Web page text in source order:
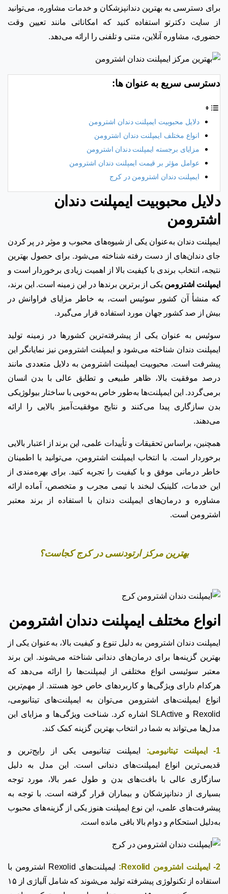
برای دسترسی به بهترین دندانپزشکان و خدمات مشاوره، می‌توانید
از سایت دکترتو استفاده کنید که امکاناتی مانند تعیین وقت
حضوری، مشاوره آنلاین، متنی و تلفنی را ارائه می‌دهد.
دسترسی سریع به عنوان ها:
دلایل محبوبیت ایمپلنت دندان اشترومن
انواع مختلف ایمپلنت دندان اشترومن
مزایای برجسته ایمپلنت دندان اشترومن
عوامل مؤثر بر قیمت ایمپلنت دندان اشترومن
ایمپلنت دندان اشترومن در کرج
دلایل محبوبیت ایمپلنت دندان
اشترومن
ایمپلنت دندان به‌عنوان یکی از شیوه‌های محبوب و موثر در پر کردن
جای دندان‌های از دست رفته شناخته می‌شود. برای حصول بهترین
نتیجه، انتخاب برندی با کیفیت بالا از اهمیت زیادی برخوردار است و
ایمپلنت اشترومن یکی از برترین برندها در این زمینه است. این برند،
که منشأ آن کشور سوئیس است، به خاطر مزایای فراوانش در
بیش از صد کشور جهان مورد استفاده قرار می‌گیرد.
سوئیس به عنوان یکی از پیشرفته‌ترین کشورها در زمینه تولید
ایمپلنت دندان شناخته می‌شود و ایمپلنت اشترومن نیز نمایانگر این
پیشرفت است. محبوبیت ایمپلنت اشترومن به دلایل متعددی مانند
درصد موفقیت بالا، ظاهر طبیعی و تطابق عالی با بدن انسان
برمی‌گردد. این ایمپلنت‌ها به‌طور خاص به‌خوبی با ساختار بیولوژیکی
بدن سازگاری پیدا می‌کنند و نتایج موفقیت‌آمیز بالایی را ارائه
می‌دهند.
همچنین، براساس تحقیقات و تأییدات علمی، این برند از اعتبار بالایی
برخوردار است. با انتخاب ایمپلنت اشترومن، می‌توانید با اطمینان
خاطر درمانی موفق و با کیفیت را تجربه کنید. برای بهره‌مندی از
این خدمات، کلینیک لبخند با تیمی مجرب و متخصص، آماده ارائه
مشاوره و درمان‌های ایمپلنت دندان با استفاده از برند معتبر
اشترومن است.
بهترین مرکز ارتودنسی در کرج کجاست؟
انواع مختلف ایمپلنت دندان اشترومن
ایمپلنت‌ دندان اشترومن به دلیل تنوع و کیفیت بالا، به‌عنوان یکی از
بهترین گزینه‌ها برای درمان‌های دندانی شناخته می‌شوند. این برند
معتبر سوئیسی انواع مختلفی از ایمپلنت‌ها را ارائه می‌دهد که
هرکدام دارای ویژگی‌ها و کاربردهای خاص خود هستند. از مهم‌ترین
انواع ایمپلنت‌های اشترومن می‌توان به ایمپلنت‌های تیتانیومی،
Rexolid و SLActive اشاره کرد. شناخت ویژگی‌ها و مزایای این
مدل‌ها می‌تواند به شما در انتخاب بهترین گزینه کمک کند.
1- ایمپلنت تیتانیومی:
ایمپلنت تیتانیومی یکی از رایج‌ترین و
قدیمی‌ترین انواع ایمپلنت‌های دندانی است. این مدل به دلیل
سازگاری عالی با بافت‌های بدن و طول عمر بالا، مورد توجه
بسیاری از دندانپزشکان و بیماران قرار گرفته است. با توجه به
پیشرفت‌های علمی، این نوع ایمپلنت هنوز یکی از گزینه‌های محبوب
به‌دلیل استحکام و دوام بالا باقی مانده است.
2- ایمپلنت اشترومن Rexolid:
ایمپلنت‌های Rexolid اشترومن با
استفاده از تکنولوژی پیشرفته تولید می‌شوند که شامل آلیاژی از ۱۵